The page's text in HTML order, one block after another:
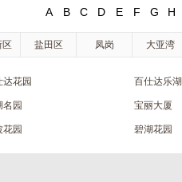
A B C D E F G H
区 盐田区 凤岗 大亚湾
达花园 百仕达乐湖
名园 宝丽大厦
花园 碧湖花园